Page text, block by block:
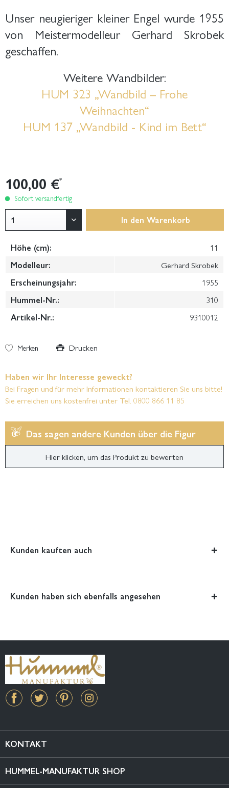
Unser neugieriger kleiner Engel wurde 1955
von Meistermodelleur Gerhard Skrobek
geschaffen.
Weitere Wandbilder:
HUM 323 „Wandbild – Frohe
Weihnachten“
HUM 137 „Wandbild - Kind im Bett“
100,00 €*
Sofort versandfertig
In den Warenkorb
Höhe (cm):
11
Modelleur:
Gerhard Skrobek
Erscheinungsjahr:
1955
Hummel-Nr.:
310
Artikel-Nr.:
9310012
Merken Drucken
Haben wir Ihr Interesse geweckt?
Bei Fragen und für mehr Informationen kontaktieren Sie uns bitte!
Sie erreichen uns kostenfrei unter Tel. 0800 866 11 85
Das sagen andere Kunden über die Figur
Hier klicken, um das Produkt zu bewerten
Kunden kauften auch
Kunden haben sich ebenfalls angesehen
KONTAKT
HUMMEL-MANUFAKTUR SHOP